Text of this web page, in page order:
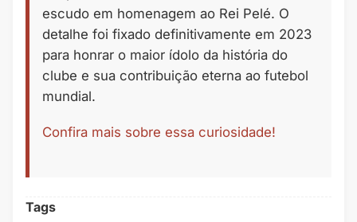
escudo em homenagem ao Rei Pelé. O
detalhe foi fixado definitivamente em 2023
para honrar o maior ídolo da história do
clube e sua contribuição eterna ao futebol
mundial.
Confira mais sobre essa curiosidade!
Tags